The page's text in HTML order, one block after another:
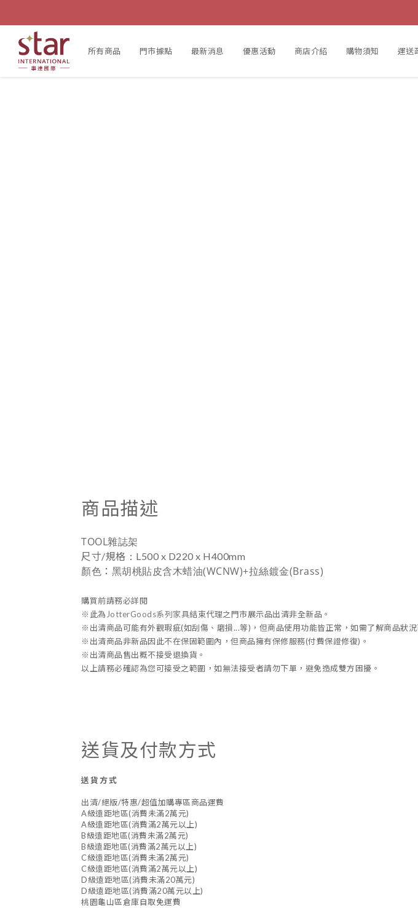
所有商品 門市據點 最新消息 優惠活動 商店介紹 購物須知 運送
商品描述
TOOL雜誌架
尺寸/規格 ： L500 x D220 x H400mm
顏色 ： 黑胡桃貼皮含木蜡油(WCNW)+拉絲鍍金(Brass)
購買前請務必詳閱
※此為 JotterGoods系列家具結束代理之門市展示品出清非全新品。
※出清商品可能有外觀瑕疵(如刮傷、磨損...等)，但商品使用功能皆正常，如需了解商品狀
※出清商品非新品因此不在保固範圍內，但商品擁有保修服務(付費保證修復)。
※出清商品售出概不接受退換貨。
以上請務必確認為您可接受之範圍，如無法接受者請勿下單，避免造成雙方困擾。
送貨及付款方式
送貨方式
出清/絕版/特惠/超值加購專區商品運費
A級遠距地區(消費未滿2萬元)
A級遠距地區(消費滿2萬元以上)
B級遠距地區(消費未滿2萬元)
B級遠距地區(消費滿2萬元以上)
C級遠距地區(消費未滿2萬元)
C級遠距地區(消費滿2萬元以上)
D級遠距地區(消費未滿20萬元)
D級遠距地區(消費滿20萬元以上)
桃園龜山區倉庫自取免運費